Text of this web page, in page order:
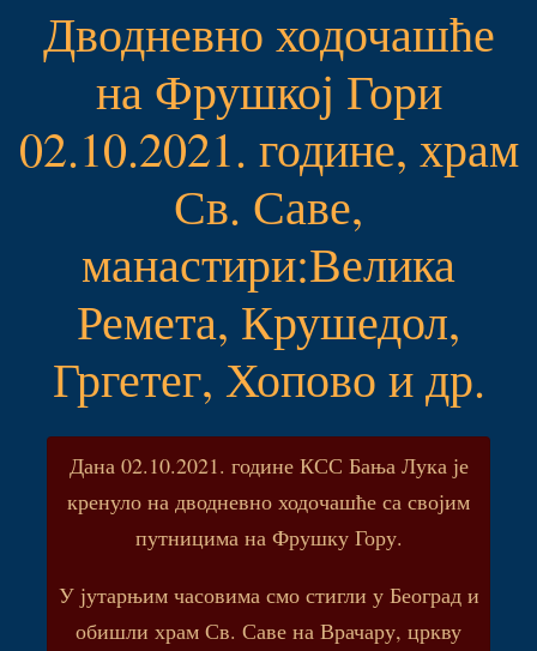
Дводневно ходочашће
на Фрушкој Гори
02.10.2021. године, храм
Св. Саве,
манастири:Велика
Ремета, Крушедол,
Гргетег, Хопово и др.
Дана 02.10.2021. године КСС Бања Лука је
кренуло на дводневно ходочашће са својим
путницима на Фрушку Гору.
У јутарњим часовима смо стигли у Београд и
обишли храм Св. Саве на Врачару, цркву